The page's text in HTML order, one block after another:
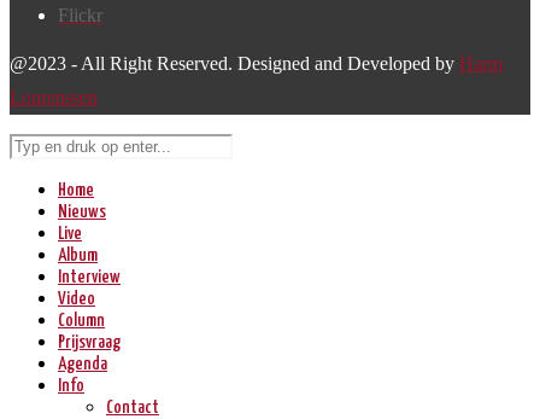
Flickr
@2023 - All Right Reserved. Designed and Developed by Harm
Lourenssen
Home
Nieuws
Live
Album
Interview
Video
Column
Prijsvraag
Agenda
Info
Contact